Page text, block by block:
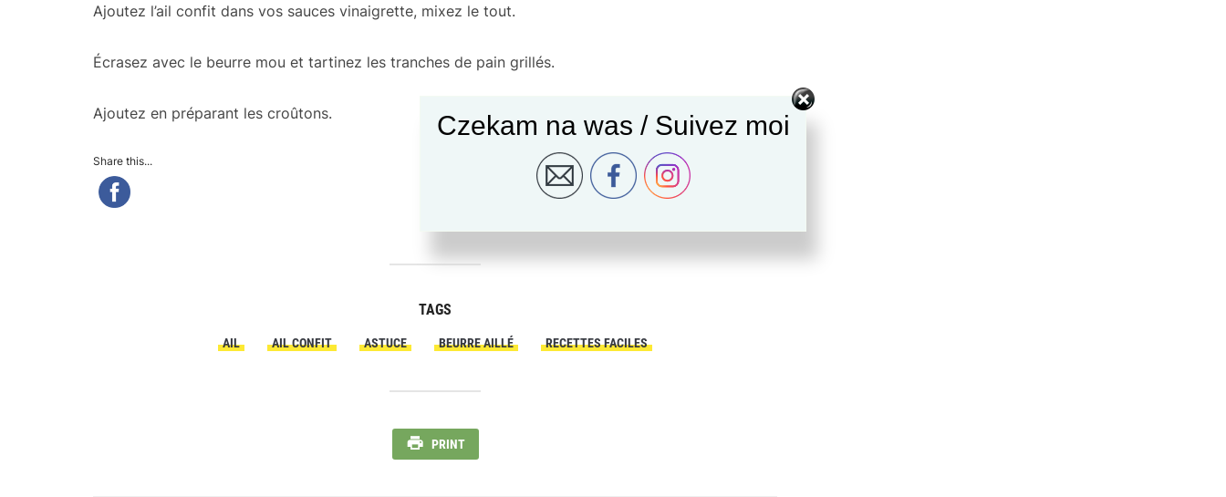
Ajoutez l’ail confit dans vos sauces vinaigrette, mixez le tout.
Écrasez avec le beurre mou et tartinez les tranches de pain grillés.
Ajoutez en préparant les croûtons.
Share this...
TAGS
AIL AIL CONFIT ASTUCE BEURRE AILLÉ RECETTES FACILES
PRINT
Czekam na was / Suivez moi